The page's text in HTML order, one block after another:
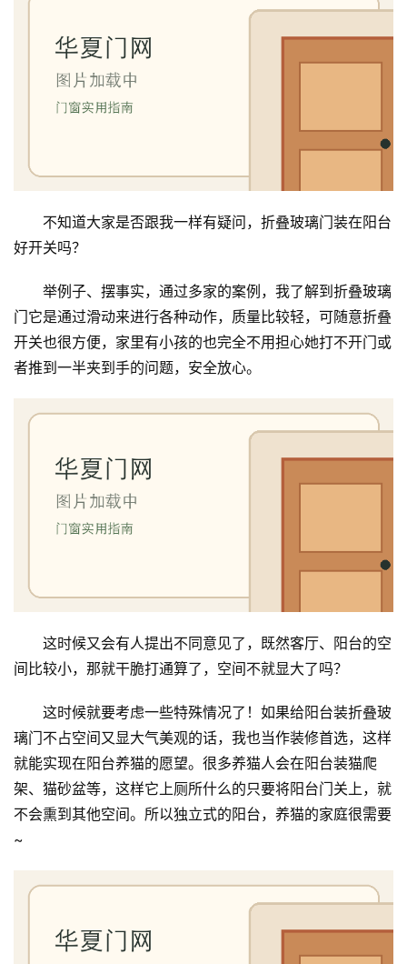
页
户
门
卧
室
门
卫
不知道大家是否跟我一样有疑问，折叠玻璃门装在阳台
好开关吗？
举例子、摆事实，通过多家的案例，我了解到折叠玻璃
门它是通过滑动来进行各种动作，质量比较轻，可随意折叠
开关也很方便，家里有小孩的也完全不用担心她打不开门或
者推到一半夹到手的问题，安全放心。
这时候又会有人提出不同意见了，既然客厅、阳台的空
间比较小，那就干脆打通算了，空间不就显大了吗？
这时候就要考虑一些特殊情况了！如果给阳台装折叠玻
璃门不占空间又显大气美观的话，我也当作装修首选，这样
就能实现在阳台养猫的愿望。很多养猫人会在阳台装猫爬
架、猫砂盆等，这样它上厕所什么的只要将阳台门关上，就
不会熏到其他空间。所以独立式的阳台，养猫的家庭很需要
~